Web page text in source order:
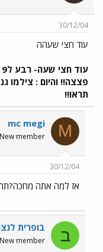
30/12/04
עוד חצי שעהה
פצצה!! והיום : צילמו
תראו!!
M
mc megi
New member
30/12/04
אז למה אתה
ב בופרית
New member